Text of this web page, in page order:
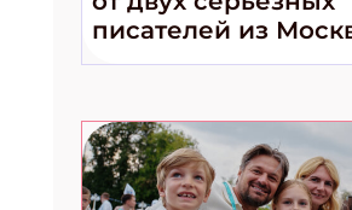
писателей из